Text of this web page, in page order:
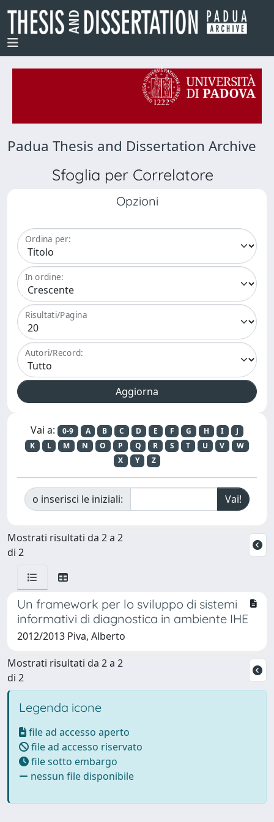
Padua Thesis and Dissertation Archive
Sfoglia per Correlatore
Opzioni
Ordina per:
In ordine:
Risultati/Pagina
Autori/Record:
Vai a: 0-9 A B C D E F G H I
J
K
L M N O P Q R S T U V
W
X
Y Z
o inserisci le iniziali:
Mostrati risultati da 2 a 2
di 2
Un framework per lo sviluppo di sistemi
informativi di diagnostica in ambiente IHE
2012/2013 Piva, Alberto
Mostrati risultati da 2 a 2
di 2
Legenda icone
file ad accesso aperto
file ad accesso riservato
file sotto embargo
nessun file disponibile